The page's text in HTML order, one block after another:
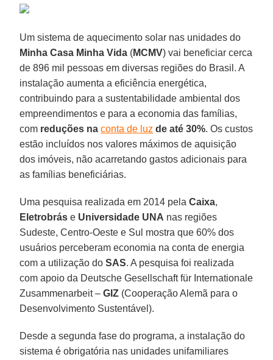
Um sistema de aquecimento solar nas unidades do
Minha Casa Minha Vida (MCMV) vai beneficiar cerca
de 896 mil pessoas em diversas regiões do Brasil. A
instalação aumenta a eficiência energética,
contribuindo para a sustentabilidade ambiental dos
empreendimentos e para a economia das famílias,
com reduções naconta de luz de até 30%. Os custos
estão incluídos nos valores máximos de aquisição
dos imóveis, não acarretando gastos adicionais para
as famílias beneficiárias.
Uma pesquisa realizada em 2014 pelaCaixa,
Eletrobrás e Universidade UNA nas regiões
Sudeste, Centro-Oeste e Sul mostra que 60% dos
usuários perceberam economia na conta de energia
com a utilização doSAS. A pesquisa foi realizada
com apoio da Deutsche Gesellschaft für Internationale
Zusammenarbeit –GIZ (Cooperação Alemã para o
Desenvolvimento Sustentável).
Desde a segunda fase do programa, a instalação do
sistema é obrigatória nas unidades unifamiliares